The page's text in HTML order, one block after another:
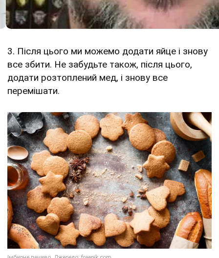
3. Після цього ми можемо додати яйце і знову
все збити. Не забудьте також, після цього,
додати розтоплений мед, і знову все
перемішати.